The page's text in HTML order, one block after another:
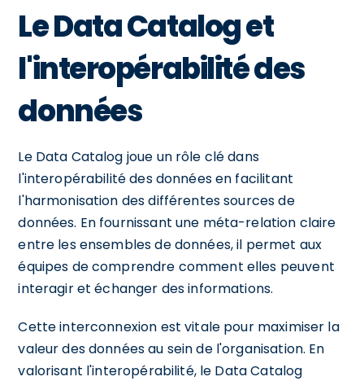
Le Data Catalog et
l'interopérabilité des
données
Le Data Catalog joue un rôle clé dans
l'interopérabilité des données en facilitant
l'harmonisation des différentes sources de
données. En fournissant une méta-relation claire
entre les ensembles de données, il permet aux
équipes de comprendre comment elles peuvent
interagir et échanger des informations.
Cette interconnexion est vitale pour maximiser la
valeur des données au sein de l'organisation. En
valorisant l'interopérabilité, le Data Catalog